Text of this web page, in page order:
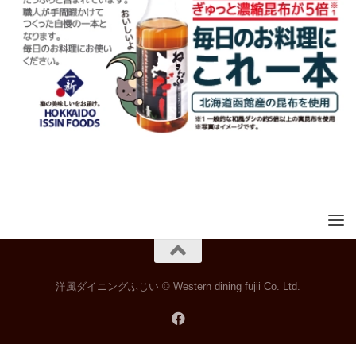
洋風ダイニングふじい © Western dining fujii Co. Ltd.